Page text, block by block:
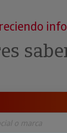
y ERP
·
Pública